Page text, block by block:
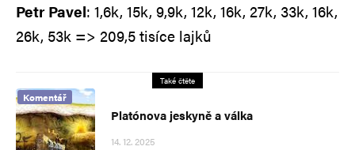
Petr Pavel: 1,6k, 15k, 9,9k, 12k, 16k, 27k, 33k, 16k,
26k, 53k => 209,5 tisíce lajků
Také čtěte
Komentář
Platónova jeskyně a válka
14. 12. 2025